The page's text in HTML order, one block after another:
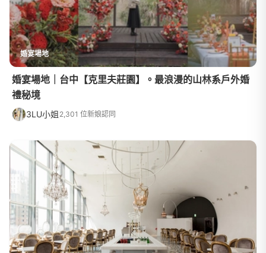
婚宴場地
婚宴場地｜台中【克里夫莊園】。最浪漫的山林系戶外婚
禮秘境
3LU小姐 2,301 位新娘認同